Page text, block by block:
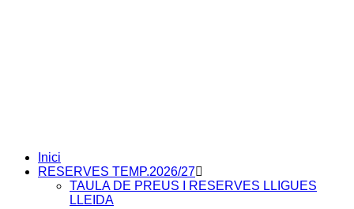
Inici
RESERVES TEMP.2026/27
TAULA DE PREUS I RESERVES LLIGUES
LLEIDA